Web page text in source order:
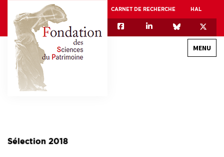
CARNET DE RECHERCHE HAL
MENU
ASSOCIATION DES JEUNES CHERCHEURS EN SCIENCES DU PATRIMOINE – AFJ2CSP
Sélection 2018